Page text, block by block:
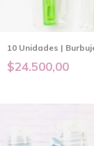
10 Unidades |
$24.500,00